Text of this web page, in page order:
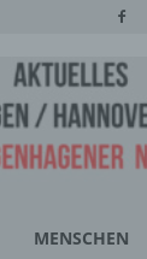
MENSCHEN